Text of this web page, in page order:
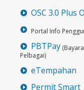
OSC 3.0 Plus
Portal Info
PBTPay
Pelbagai)
eTempahan
Permit Smart